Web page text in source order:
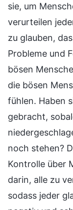
sie, um
verurteilen
zu glauben,
Probleme und
bösen
die bösen
fühlen. Haben
gebracht,
noch stehen?
Kontrolle über
darin, alle zu
sodass jeder